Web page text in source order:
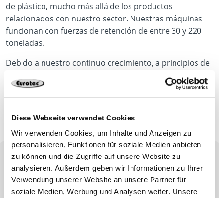
Diese Webseite verwendet Cookies
Wir verwenden Cookies, um Inhalte und Anzeigen zu
personalisieren, Funktionen für soziale Medien anbieten
zu können und die Zugriffe auf unsere Website zu
analysieren. Außerdem geben wir Informationen zu Ihrer
Verwendung unserer Website an unsere Partner für
soziale Medien, Werbung und Analysen weiter. Unsere
de plástico, mucho más allá de los productos
relacionados con nuestro sector. Nuestras máquinas
funcionan con fuerzas de retención de entre 30 y 220
toneladas.
Debido a nuestro continuo crecimiento, a principios de
2018 trasladamos toda nuestra maquinaria a una nueva
nave de producción.
Play Video
YouTube content loads after clicking.
Tecnología de extrusión
En los procesos de extrusión, la materia prima se